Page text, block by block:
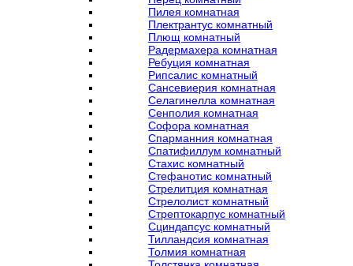
Пилея комнатная
Плектрантус комнатный
Плющ комнатный
Радермахера комнатная
Ребуция комнатная
Рипсалис комнатный
Сансевиерия комнатная
Селагинелла комнатная
Сенполия комнатная
Софора комнатная
Спарманния комнатная
Спатифиллум комнатный
Стахис комнатный
Стефанотис комнатный
Стрелитция комнатная
Стрелолист комнатный
Стрептокарпус комнатный
Сциндапсус комнатный
Тилландсия комнатная
Толмия комнатная